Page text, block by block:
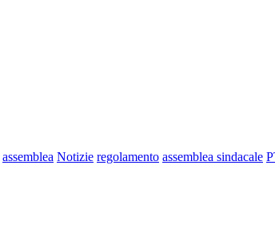
assemblea Notizie regolamento assemblea sindacale